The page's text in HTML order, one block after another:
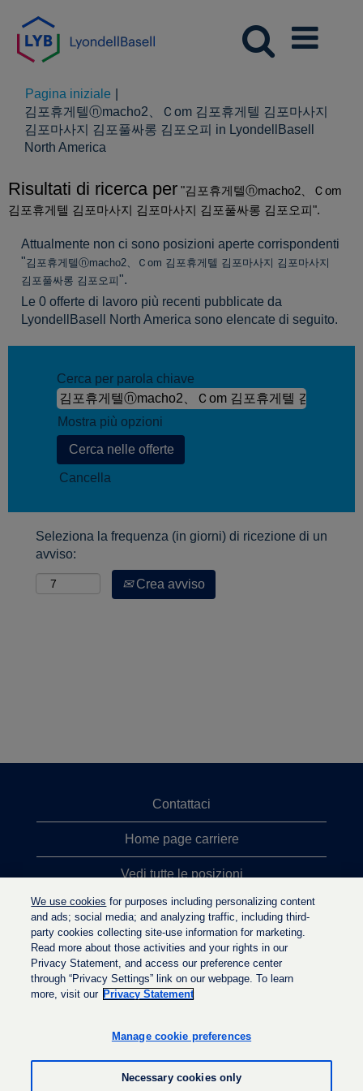
Pagina iniziale
김포휴게텔ⓝmacho2、Ｃоm 김포휴게텔 김포마사지
김포마사지 김포풀싸롱 김포오피 in LyondellBasell
North America
Risultati di ricerca per "김포휴게텔ⓝmacho2、Ｃоm
김포휴게텔 김포마사지 김포마사지 김포풀싸롱 김포오피".
Attualmente non ci sono posizioni aperte corrispondenti
"김포휴게텔ⓝmacho2、Ｃоm 김포휴게텔 김포마사지 김포마사지
김포풀싸롱 김포오피".
Le 0 offerte di lavoro più recenti pubblicate da
LyondellBasell North America sono elencate di seguito.
Cerca per parola chiave
Mostra più opzioni
Cancella
Seleziona la frequenza (in giorni) di ricezione di un
avviso:
Crea avviso
Contattaci
Home page carriere
Vedi tutte le posizioni
Ricerche top
Politica sulla privacy
a
r
e
i
a
e
r
We use cookies for purposes including personalizing content
and ads; social media; and analyzing traffic, including third-
party cookies collecting site-use information for marketing.
Read more about those activities and your rights in our
Privacy Statement, and access our preference center
through “Privacy Settings” link on our webpage. To learn
more, visit our Privacy Statement
Manage cookie preferences
Necessary cookies only